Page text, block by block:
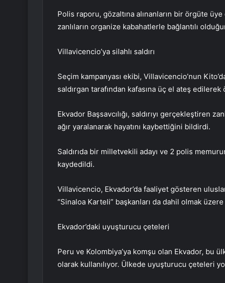
Polis raporu, gözaltına alınanların bir örgüte
zanlıların organize kabahatlerle bağlantılı
Villavicencio’ya silahlı saldırı
Seçim kampanyası ekibi, Villavicencio’nun
saldırgan tarafından kafasına üç el ateş
Ekvador Başsavcılığı, saldırıyı gerçekleştiren
ağır yaralanarak hayatını kaybettiğini bildirdi.
Saldırıda bir milletvekili adayı ve 2 polis
kaydedildi.
Villavicencio, Ekvador’da faaliyet gösteren
“Sinaloa Karteli” başkanları da dahil olmak
Ekvador’daki uyuşturucu çeteleri
Peru ve Kolombiya’ya komşu olan Ekvador, bu
olarak kullanılıyor. Ülkede uyuşturucu çeteleri